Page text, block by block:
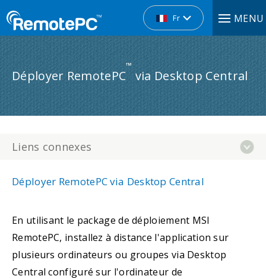
Fr MENU
Déployer RemotePC
™
via Desktop Central
Liens connexes
Déployer RemotePC via Desktop Central
En utilisant le package de déploiement MSI
RemotePC, installez à distance l'application sur
plusieurs ordinateurs ou groupes via Desktop
Central configuré sur l'ordinateur de